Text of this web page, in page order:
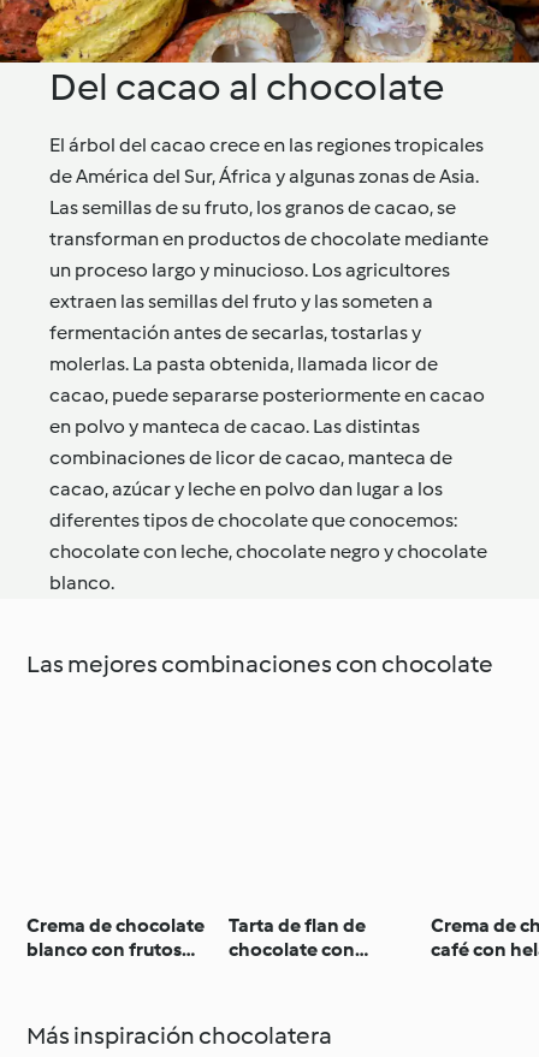
Del cacao al chocolate
El árbol del cacao crece en las regiones tropicales
de América del Sur, África y algunas zonas de Asia.
Las semillas de su fruto, los granos de cacao, se
transforman en productos de chocolate mediante
un proceso largo y minucioso. Los agricultores
extraen las semillas del fruto y las someten a
fermentación antes de secarlas, tostarlas y
molerlas. La pasta obtenida, llamada licor de
cacao, puede separarse posteriormente en cacao
en polvo y manteca de cacao. Las distintas
combinaciones de licor de cacao, manteca de
cacao, azúcar y leche en polvo dan lugar a los
diferentes tipos de chocolate que conocemos:
chocolate con leche, chocolate negro y chocolate
blanco.
Las mejores combinaciones con chocolate
Crema de chocolate
blanco con frutos
Tarta de flan de
chocolate con
Crema de
café con
Más inspiración chocolatera